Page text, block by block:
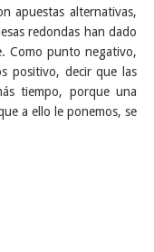
apuestas alternativas,
redondas han dado
Como punto negativo,
positivo, decir que las
tiempo, porque una
a ello le ponemos, se